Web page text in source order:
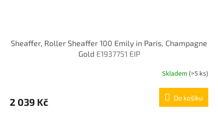
Sheaffer, Roller Sheaffer 100 Emily in Paris, Champagne
Gold E1937751 EIP
Skladem (>5 ks)
2 039 Kč Do košíku